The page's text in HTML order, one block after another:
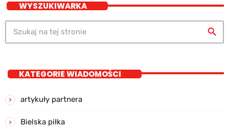
WYSZUKIWARKA
search
KATEGORIE WIADOMOŚCI
artykuły partnera
Bielska piłka